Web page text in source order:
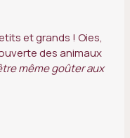
et grands ! Oies,
des animaux
même goûter aux